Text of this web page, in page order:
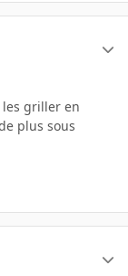
les griller en
plus sous